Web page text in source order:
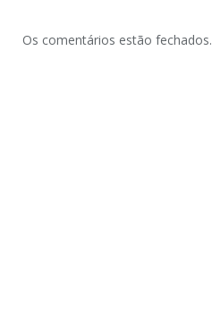
Os comentários estão fechados.